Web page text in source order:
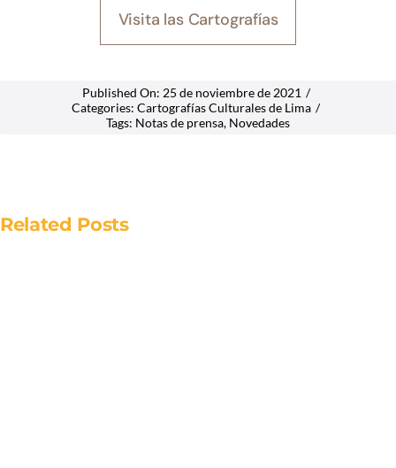
Visita las Cartografías
Published On: 25 de noviembre de 2021 /
Categories: Cartografías Culturales de Lima /
Tags: Notas de prensa, Novedades
Related Posts